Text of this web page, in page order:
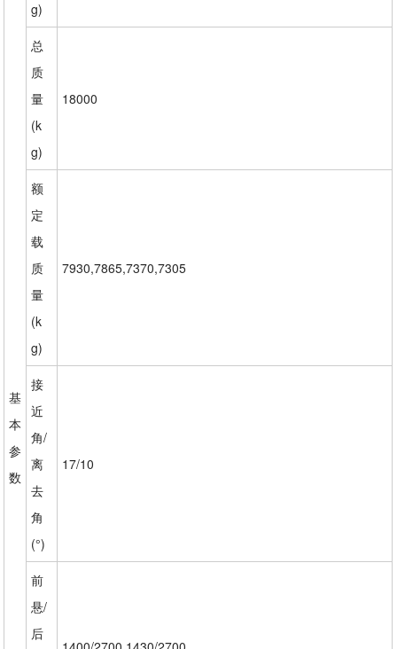
基
本
参
数
g)
总
质
量
(k
g)
18000
额
定
载
质
量
(k
g)
7930,7865,7370,7305
接
近
角/
离
去
角
(°)
17/10
前
悬/
后